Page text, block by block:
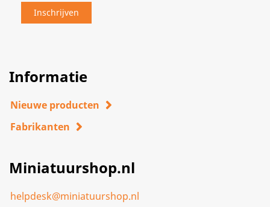
Informatie
Nieuwe producten
Fabrikanten
Miniatuurshop.nl
helpdesk@miniatuurshop.nl